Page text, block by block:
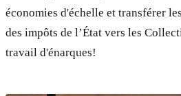
économies d'échelle et transférer
des impôts de l’État vers les
travail d'énarques!